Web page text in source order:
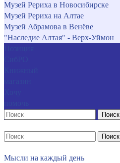
Музей Рериха в Новосибирске
Музей Рериха на Алтае
Музей Абрамова в Венёве
"Наследие Алтая" - Верх-Уймон
Поиск
Поиск
Мысли на каждый день